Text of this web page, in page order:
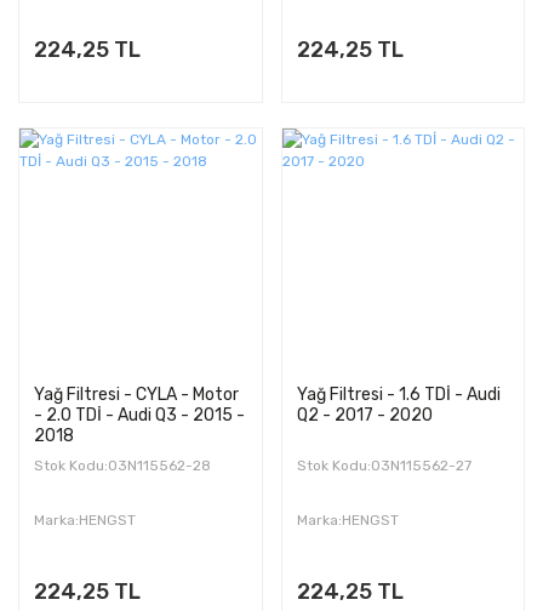
224,25 TL 224,25 TL
Yağ Filtresi - CYLA - Motor
- 2.0 TDİ - Audi Q3 - 2015 -
2018
Stok Kodu:03N115562-28
Marka:HENGST
224,25 TL
Yağ Filtresi - 1.6 TDİ - Audi
Q2 - 2017 - 2020
Stok Kodu:03N115562-27
Marka:HENGST
224,25 TL